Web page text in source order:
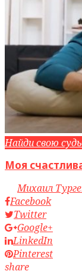
Найди свою
Моя
byМихаил
Facebook
Twitter
Google+
LinkedIn
Pinterest
share